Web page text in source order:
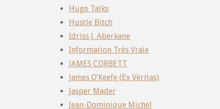
Hugo Talks
Hustle Bitch
Idriss J. Aberkane
Information Très Vraie
JAMES CORBETT
James O’Keefe (Ex Véritas)
Jasper Mader
Jean-Dominique Michel